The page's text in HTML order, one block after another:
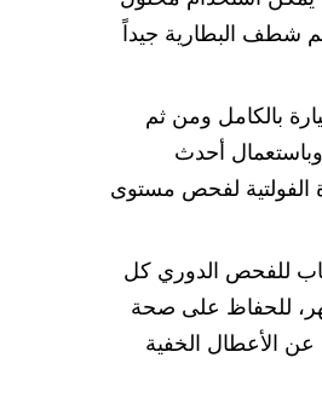
شطف البطارية جيداً
بالكامل ومن ثم
أحدث
الفولتية لفحص مستوى
للفحص الدوري كل
٦ أشهر، للحفاظ على صحة
الأعطال الخفية